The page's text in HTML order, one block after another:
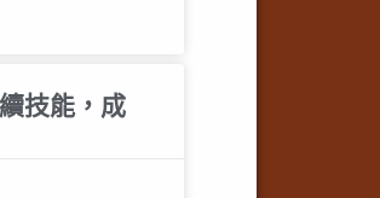
技能，成